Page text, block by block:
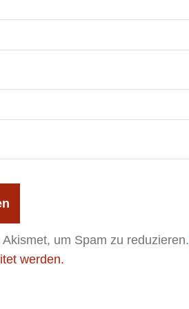
um Spam zu reduzieren.
werden.